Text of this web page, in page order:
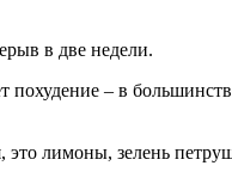
в две недели.
– в
лимоны, зелень